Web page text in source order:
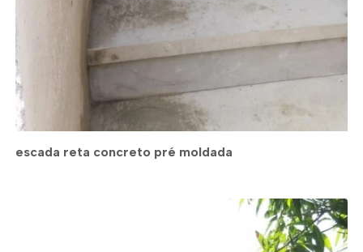
escada reta concreto pré moldada